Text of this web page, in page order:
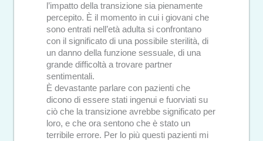
l’impatto della transizione sia pienamente
percepito. È il momento in cui i giovani che
sono entrati nell’età adulta si confrontano
con il significato di una possibile sterilità, di
un danno della funzione sessuale, di una
grande difficoltà a trovare partner
sentimentali.
È devastante parlare con pazienti che
dicono di essere stati ingenui e fuorviati su
ciò che la transizione avrebbe significato per
loro, e che ora sentono che è stato un
terribile errore. Per lo più questi pazienti mi